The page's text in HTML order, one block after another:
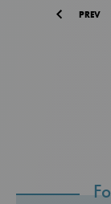
PREV